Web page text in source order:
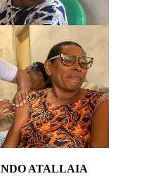
ATALLAIA